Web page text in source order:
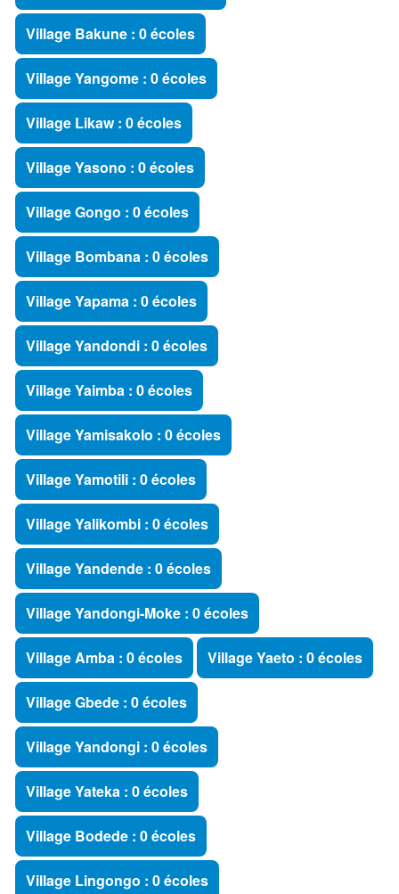
Village Bakune : 0 écoles
Village Yangome : 0 écoles
Village Likaw : 0 écoles
Village Yasono : 0 écoles
Village Gongo : 0 écoles
Village Bombana : 0 écoles
Village Yapama : 0 écoles
Village Yandondi : 0 écoles
Village Yaimba : 0 écoles
Village Yamisakolo : 0 écoles
Village Yamotili : 0 écoles
Village Yalikombi : 0 écoles
Village Yandende : 0 écoles
Village Yandongi-Moke : 0 écoles
Village Amba : 0 écoles Village Yaeto : 0 écoles
Village Gbede : 0 écoles
Village Yandongi : 0 écoles
Village Yateka : 0 écoles
Village Bodede : 0 écoles
Village Lingongo : 0 écoles